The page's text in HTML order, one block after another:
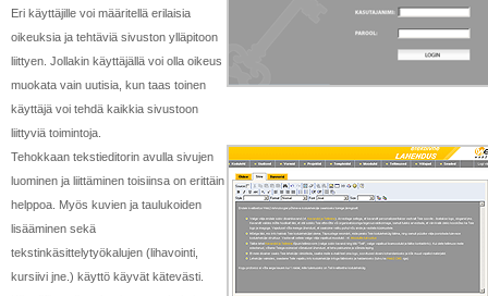
Eri käyttäjille voi määritellä erilaisia
oikeuksia ja tehtäviä sivuston ylläpitoon
liittyen. Jollakin käyttäjällä voi olla oikeus
muokata vain uutisia, kun taas toinen
käyttäjä voi tehdä kaikkia sivustoon
liittyviä toimintoja.
Tehokkaan tekstieditorin avulla sivujen
luominen ja liittäminen toisiinsa on erittäin
helppoa. Myös kuvien ja taulukoiden
lisääminen sekä
tekstinkäsittelytyökalujen (lihavointi,
kursiivi jne.) käyttö käyvät kätevästi.